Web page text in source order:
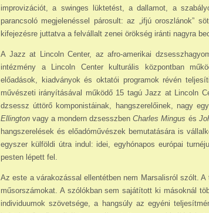
improvizációt, a swinges lüktetést, a dallamot, a
parancsoló megjelenéssel párosult: az „ifjú oroszlánok”
kifejezésre juttatva a felvállalt zenei örökség iránti nagyra
A Jazz at Lincoln Center, az afro-amerikai
intézmény a Lincoln Center kulturális központban
előadások, kiadványok és oktatói programok révén
művészeti irányításával működő 15 tagú Jazz at Lincoln
dzsessz úttörő komponistáinak, hangszerelőinek, nagy
Ellingtonvagy a mondern dzsesszbenCharles Mingus és
hangszerelések és előadóművészek bemu­ta­tására is
egyszer külföldi útra indul: idei, egyhónapos európai
pesten lépett fel.
Az este a várakozással ellentétben nem Marsalisról szólt.
műsorszámokat. A szólókban sem sajátított ki másoknál
individuumok szövetsége, a hangsúly az egyéni